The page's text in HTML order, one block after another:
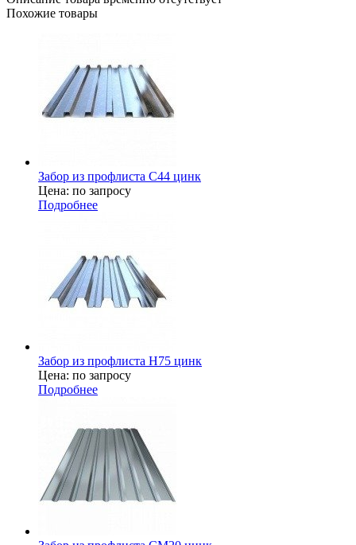
Похожие товары
Забор из профлиста С44 цинк
Цена: по запросу
Подробнее
Забор из профлиста Н75 цинк
Цена: по запросу
Подробнее